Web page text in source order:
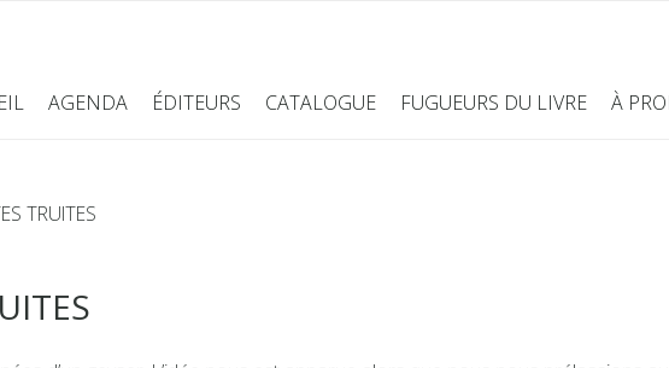
AGENDA ÉDITEURS CATALOGUE FUGUEURS DU LIVRE À
TRUITES